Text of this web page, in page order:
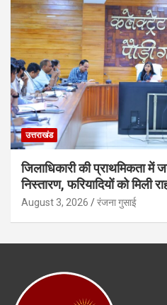
उत्तराखंड
जिलाधिकारी की प्राथमिकता में
निस्तारण, फरियादियों को मिली
August 3, 2026 रंजना गुसाई